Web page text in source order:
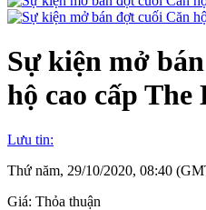
Sự kiện mở
hộ cao cấp
Lưu tin:
Thứ năm, 29/10/2020, 08:40
Giá: Thỏa thuận